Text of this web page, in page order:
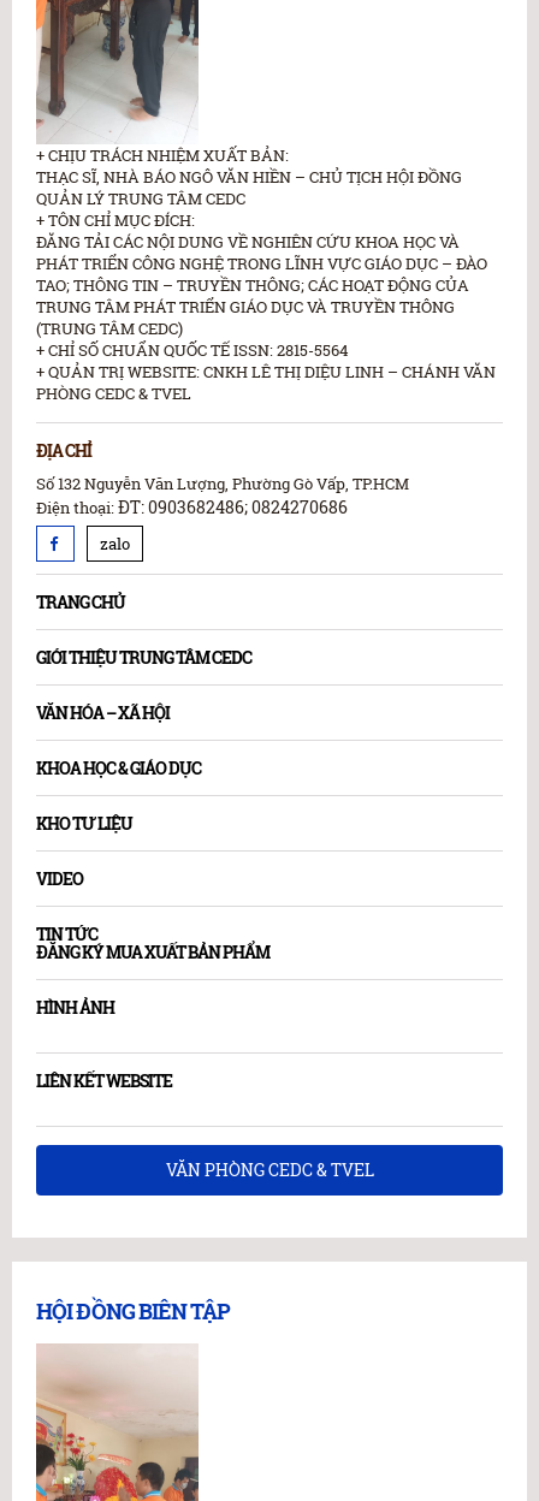
+ CHỊU TRÁCH NHIỆM XUẤT BẢN:
THẠC SĨ, NHÀ BÁO NGÔ VĂN HIỀN – CHỦ TỊCH HỘI ĐỒNG
QUẢN LÝ TRUNG TÂM CEDC
+ TÔN CHỈ MỤC ĐÍCH:
ĐĂNG TẢI CÁC NỘI DUNG VỀ NGHIÊN CỨU KHOA HỌC VÀ
PHÁT TRIỂN CÔNG NGHỆ TRONG LĨNH VỰC GIÁO DỤC – ĐÀO
TAO; THÔNG TIN – TRUYỀN THÔNG; CÁC HOẠT ĐỘNG CỦA
TRUNG TÂM PHÁT TRIỂN GIÁO DỤC VÀ TRUYỀN THÔNG
(TRUNG TÂM CEDC)
+ CHỈ SỐ CHUẨN QUỐC TẾ ISSN: 2815-5564
+ QUẢN TRỊ WEBSITE: CNKH LÊ THỊ DIỆU LINH – CHÁNH VĂN
PHÒNG CEDC & TVEL
ĐỊA CHỈ
Số 132 Nguyễn Văn Lượng, Phường Gò Vấp, TP.HCM
Điện thoại:ĐT: 0903682486; 0824270686
zalo
TRANG CHỦ
GIỚI THIỆU TRUNG TÂM CEDC
VĂN HÓA – XÃ HỘI
KHOA HỌC & GIÁO DỤC
KHO TƯ LIỆU
VIDEO
TIN TỨC
ĐĂNG KÝ MUA XUẤT BẢN PHẨM
HÌNH ẢNH
LIÊN KẾT WEBSITE
VĂN PHÒNG CEDC & TVEL
HỘI ĐỒNG BIÊN TẬP